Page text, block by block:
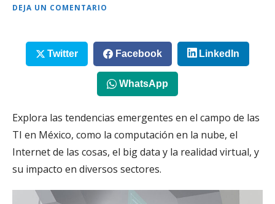
DEJA UN COMENTARIO
Twitter Facebook LinkedIn
WhatsApp
Explora las tendencias emergentes en el campo de las
TI en México, como la computación en la nube, el
Internet de las cosas, el big data y la realidad virtual, y
su impacto en diversos sectores.